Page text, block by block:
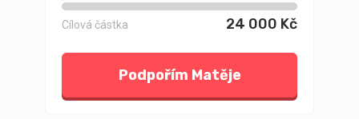
Cílová částka 24 000 Kč
Podpořím Matěje